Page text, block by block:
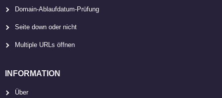
Domain-Ablaufdatum-Prüfung
Seite down oder nicht
Multiple URLs öffnen
INFORMATION
Über